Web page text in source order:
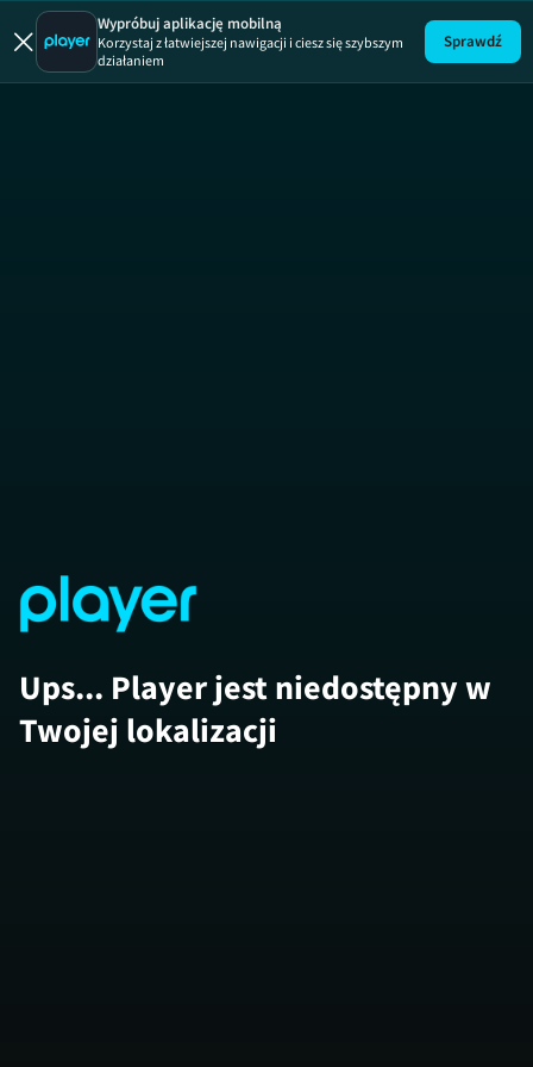
Wypróbuj aplikację mobilną
Korzystaj z łatwiejszej nawigacji i ciesz się szybszym
działaniem
Sprawdź
Ups... Player jest niedostępny w
Twojej lokalizacji